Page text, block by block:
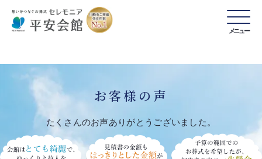
メニュー
お客様の声
たくさんのお声ありがとうございました。